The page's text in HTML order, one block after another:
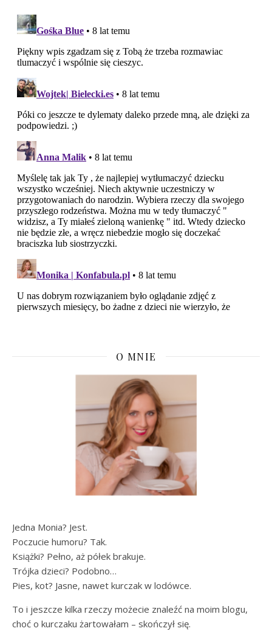
O MNIE
Jedna Monia? Jest.
Poczucie humoru? Tak.
Książki? Pełno, aż półek brakuje.
Trójka dzieci? Podobno…
Pies, kot? Jasne, nawet kurczak w lodówce.
To i jeszcze kilka rzeczy możecie znaleźć na moim blogu,
choć o kurczaku żartowałam – skończył się.